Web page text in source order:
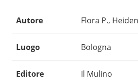
Autore Flora P.,
Luogo Bologna
Editore Il Mulino